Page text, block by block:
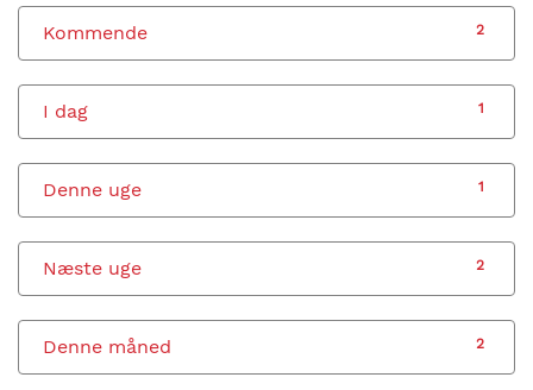
Kommende 2
I dag 1
Denne uge 1
Næste uge 2
Denne måned 2